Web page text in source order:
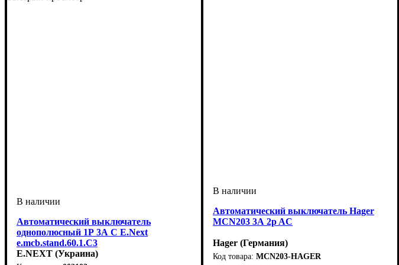
Автоматический выключатель
однополюсный 1Р 3А C E.Next
e.mcb.stand.60.1.C3
E.NEXT (Украина)
Автоматический выключатель Hager
MCN203 3А 2p AC
Hager (Германия)
MCN203-HAGER